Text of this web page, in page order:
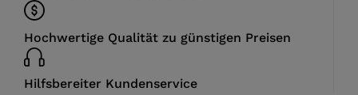
Hochwertige Qualität zu günstigen Preisen
Hilfsbereiter Kundenservice